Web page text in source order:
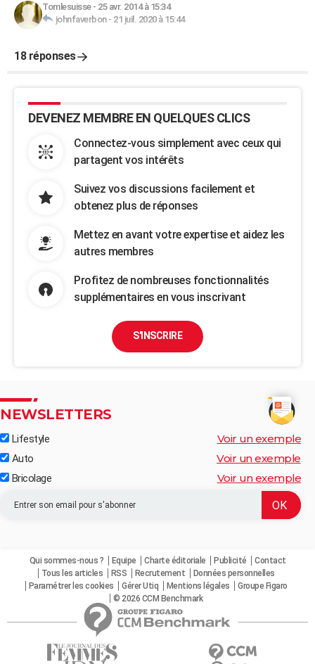
Tomlesuisse- 25 avr. 2014 à 15:34
johnfaverbon- 21 juil. 2020 à 15:44
18 réponses
DEVENEZ MEMBRE EN QUELQUES CLICS
Connectez-vous simplement avec ceux qui
partagent vos intérêts
Suivez vos discussions facilement et
obtenez plus de réponses
Mettez en avant votre expertise et aidez les
autres membres
Profitez de nombreuses fonctionnalités
supplémentaires en vous inscrivant
S'INSCRIRE
NEWSLETTERS
Lifestyle Voir un exemple
Auto Voir un exemple
Bricolage Voir un exemple
Qui sommes-nous ? Equipe Charte éditoriale Publicité
Contact
Tous les articles
RSS Recrutement
Données personnelles
Paramétrer les cookies
Gérer Utiq Mentions légales
Groupe Figaro
© 2026 CCM Benchmark